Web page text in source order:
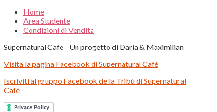
Home
Area Studente
Condizioni di Vendita
Supernatural Café - Un progetto di Daria & Maximilian
Visita la pagina Facebook di Supernatural Café
Iscriviti al gruppo Facebook della Tribù di Supernatural
Café